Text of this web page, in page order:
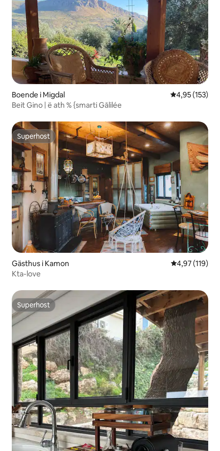
Boende i Migdal 4,95 av 5 i
4,95 (153)
Beit Gino | ë ath % {smarti Gālilée
Superhost
Superhost
Gästhus i Kamon 4,97 av 5 i
4,97 (119)
Kta-love
Superhost
Superhost